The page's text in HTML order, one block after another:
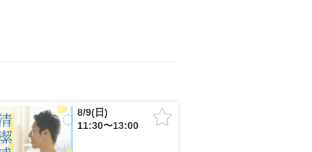
8/9(日)
11:30〜13:00